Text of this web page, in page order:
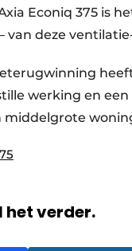
Econiq 375 is
van deze
werking en
middelgrote
het verder.